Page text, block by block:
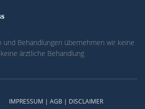
und Behandlungen übernehmen wir keine
ärztliche Behandlung
IMPRESSUM | AGB | DISCLAIMER